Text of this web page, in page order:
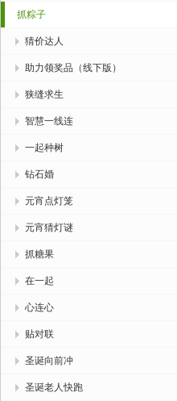
抓粽子
猜价达人
助力领奖品（线下版）
狭缝求生
智慧一线连
一起种树
钻石婚
元宵点灯笼
元宵猜灯谜
抓糖果
在一起
心连心
贴对联
圣诞向前冲
圣诞老人快跑